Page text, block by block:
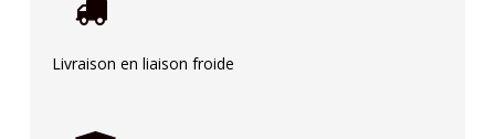
Livraison en liaison froide